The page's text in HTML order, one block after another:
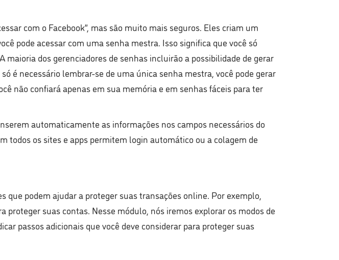
com o Facebook”, mas são muito mais seguros. Eles criam um
pode acessar com uma senha mestra. Isso significa que você só
dos gerenciadores de senhas incluirão a possibilidade de gerar
é necessário lembrar-se de uma única senha mestra, você pode gerar
não confiará apenas em sua memória e em senhas fáceis para ter
automaticamente as informações nos campos necessários do
todos os sites e apps permitem login automático ou a colagem de
que podem ajudar a proteger suas transações online. Por exemplo,
suas contas. Nesse módulo, nós iremos explorar os modos de
passos adicionais que você deve considerar para proteger suas